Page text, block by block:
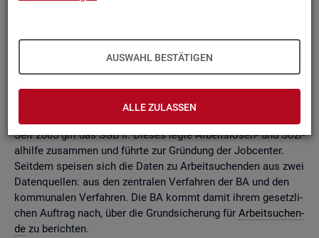
AUSWAHL BESTÄTIGEN
ALLE ZULASSEN
Grund­la­ge kön­nen Be­stän­de, Zu- und Ab­gän­ge,Dau­ern, Leis­
tungs­hö­hen und viele an­de­re sta­tis­ti­sche Mess­grö­ßen er­mit­
telt wer­den. Die Werte lie­gen re­gio­nal tief ge­glie­dert und
nach viel­fäl­ti­gen so­zio­de­mo­gra­fi­schen und er­werbs­bio­gra­fi­
Seit 2005 gilt das SGB II. Die­ses legte Ar­beits­lo­sen- und So­zi­
al­hil­fe zu­sam­men und führ­te zur Grün­dung der Job­cen­ter.
Seit­dem spei­sen sich die Daten zu Ar­beit­su­chen­den aus zwei
Da­ten­quel­len: aus den zen­tra­len Ver­fah­ren der BA und den
kom­mu­na­len Ver­fah­ren. Die BA kommt damit ihrem ge­setz­li­
chen Auf­trag nach, über die Grund­si­che­rung für Ar­beit­su­chen­
de zu be­rich­ten.